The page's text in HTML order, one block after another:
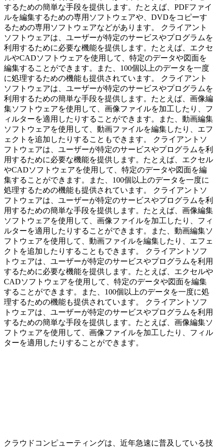
するための簡単な手段を提供します。たとえば、PDFファイ
ルを編集するための専用ソフトウェアや、DVDをコピーす
るための専用ソフトウェアなどがあります。 クライアント
ソフトウェアは、ユーザーが特定のサービスやプログラムを
利用するために必要な機能を提供します。たとえば、エクセ
ルやCADソフトウェアを使用して、特定のデータや図面を
編集することができます。また、100個以上のデータを一度
に処理するための機能も提供されています。 クライアント
ソフトウェアは、ユーザーが特定のサービスやプログラムを
利用するための簡単な手段を提供します。たとえば、画像編
集ソフトウェアを使用して、画像ファイルを加工したり、フ
ィルターを適用したりすることができます。また、動画編集
ソフトウェアを使用して、動画ファイルを編集したり、エフ
ェクトを追加したりすることもできます。 クライアントソ
フトウェアは、ユーザーが特定のサービスやプログラムを利
用するために必要な機能を提供します。たとえば、エクセル
やCADソフトウェアを使用して、特定のデータや図面を編
集することができます。また、100個以上のデータを一度に
処理するための機能も提供されています。 クライアントソ
フトウェアは、ユーザーが特定のサービスやプログラムを利
用するための簡単な手段を提供します。たとえば、画像編集
ソフトウェアを使用して、画像ファイルを加工したり、フィ
ルターを適用したりすることができます。また、動画編集ソ
フトウェアを使用して、動画ファイルを編集したり、エフェ
クトを追加したりすることもできます。 クライアントソフ
トウェアは、ユーザーが特定のサービスやプログラムを利用
するために必要な機能を提供します。たとえば、エクセルや
CADソフトウェアを使用して、特定のデータや図面を編集
することができます。また、100個以上のデータを一度に処
理するための機能も提供されています。 クライアントソフ
トウェアは、ユーザーが特定のサービスやプログラムを利用
するための簡単な手段を提供します。たとえば、画像編集ソ
フトウェアを使用して、画像ファイルを加工したり、フィル
ターを適用したりすることができます。
クラウドコンピューティングは、近年急速に普及している技